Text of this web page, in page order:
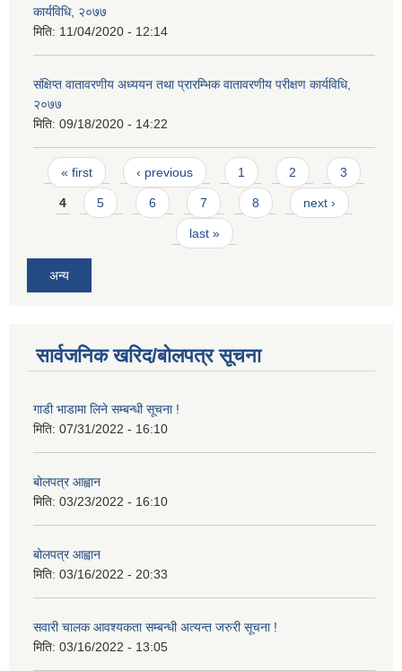
कार्यविधि, २०७७
मिति: 11/04/2020 - 12:14
संक्षिप्त वातावरणीय अध्ययन तथा प्रारम्भिक वातावरणीय परीक्षण कार्यविधि,
२०७७
मिति: 09/18/2020 - 14:22
Pages
« first ‹ previous 1 2 3
4 5 6 7 8 next ›
last »
अन्य
सार्वजनिक खरिद/बोलपत्र सूचना
गाडी भाडामा लिने सम्बन्धी सूचना !
मिति: 07/31/2022 - 16:10
बोलपत्र आह्वान
मिति: 03/23/2022 - 16:10
बोलपत्र आह्वान
मिति: 03/16/2022 - 20:33
सवारी चालक आवश्यकता सम्बन्धी अत्यन्त जरुरी सूचना !
मिति: 03/16/2022 - 13:05